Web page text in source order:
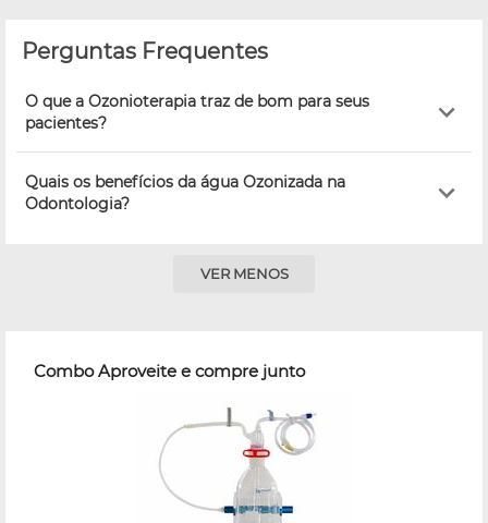
Perguntas Frequentes
O que a Ozonioterapia traz de bom para seus
pacientes?
Quais os benefícios da água Ozonizada na
Odontologia?
VER MENOS
Combo Aproveite e compre junto